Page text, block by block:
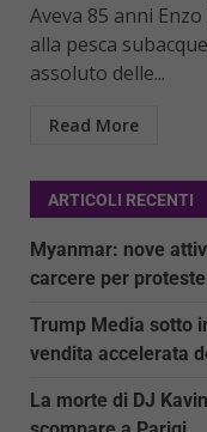
Aveva 85 anni
alla pesca
assoluto delle...
Read More
ARTICOLI RECENTI
Myanmar: nove
carcere per
Trump Media sotto
vendita accelerata
La morte di DJ